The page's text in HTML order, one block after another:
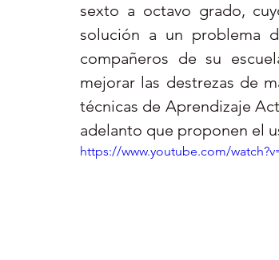
Servicio Comunitario
sexto a octavo grado,
solución a un problema
compañeros de su
mejorar las destrezas de
técnicas de Aprendizaje
adelanto que proponen el
https://www.youtube.com/